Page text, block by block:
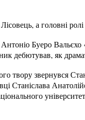
а головні
Буеро Вальєхо
дебютував, як
твору звернувся
Станіслава